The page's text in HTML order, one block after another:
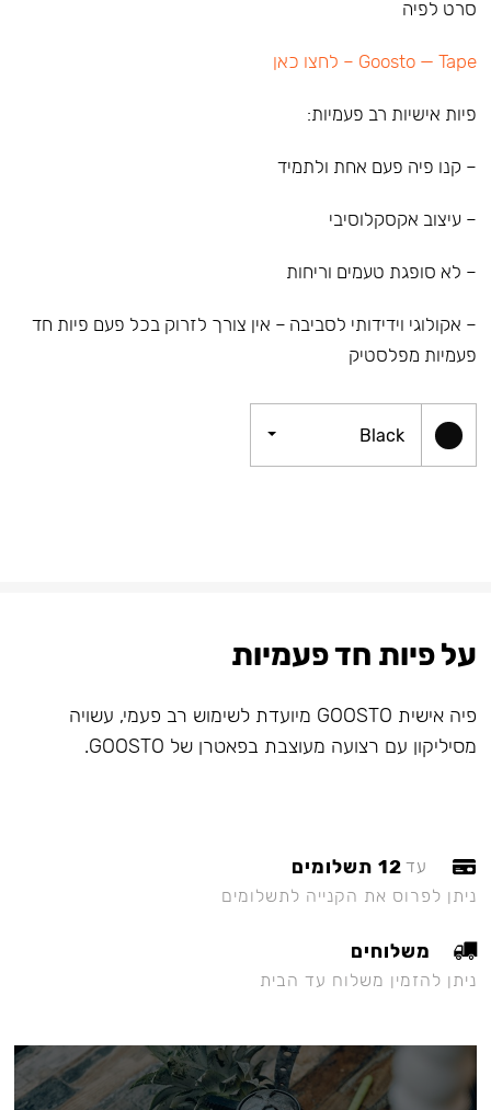
סרט לפיה
Goosto — Tape – לחצו כאן
פיות אישיות רב פעמיות:
– קנו פיה פעם אחת ולתמיד
– עיצוב אקסקלוסיבי
– לא סופגת טעמים וריחות
– אקולוגי וידידותי לסביבה – אין צורך לזרוק בכל פעם פיות חד
פעמיות מפלסטיק
Black
על פיות חד פעמיות
פיה אישית GOOSTO מיועדת לשימוש רב פעמי, עשויה
מסיליקון עם רצועה מעוצבת בפאטרן של GOOSTO.
עד 12 תשלומים
ניתן לפרוס את הקנייה לתשלומים
משלוחים
ניתן להזמין משלוח עד הבית